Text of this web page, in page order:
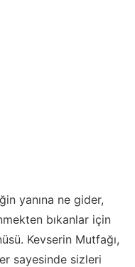
yanına ne gider,
bıkanlar için
Kevserin Mutfağı,
sayesinde sizleri